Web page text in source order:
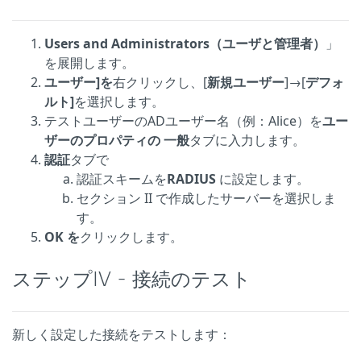
Users and Administrators（ユーザと管理者）
」
を展開します。
ユーザー]を右クリックし、[新規ユーザー]→[デフォ
ルト]を選択します。
テストユーザーのADユーザー名（例：Alice）をユー
ザーのプロパティの一般タブに入力します。
認証タブで
認証スキームをRADIUS に設定します。
セクション II で作成したサーバーを選択しま
す。
OK をクリックします。
ステップIV - 接続のテスト
新しく設定した接続をテストします：